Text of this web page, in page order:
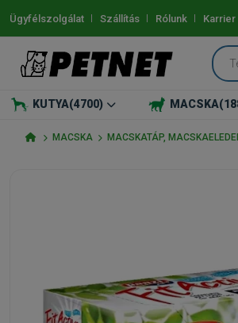
Ügyfélszolgálat Szállítás Rólunk Karrier
KUTYA(4700) MACSKA
MACSKA MACSKATÁP,